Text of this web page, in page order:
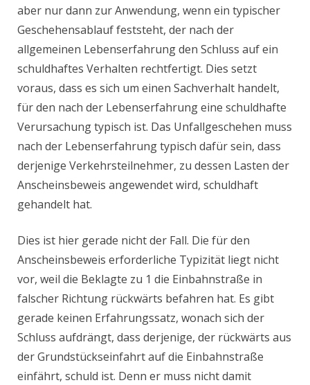
aber nur dann zur Anwendung, wenn ein typischer
Geschehensablauf feststeht, der nach der
allgemeinen Lebenserfahrung den Schluss auf ein
schuldhaftes Verhalten rechtfertigt. Dies setzt
voraus, dass es sich um einen Sachverhalt handelt,
für den nach der Lebenserfahrung eine schuldhafte
Verursachung typisch ist. Das Unfallgeschehen muss
nach der Lebenserfahrung typisch dafür sein, dass
derjenige Verkehrsteilnehmer, zu dessen Lasten der
Anscheinsbeweis angewendet wird, schuldhaft
gehandelt hat.
Dies ist hier gerade nicht der Fall. Die für den
Anscheinsbeweis erforderliche Typizität liegt nicht
vor, weil die Beklagte zu 1 die Einbahnstraße in
falscher Richtung rückwärts befahren hat. Es gibt
gerade keinen Erfahrungssatz, wonach sich der
Schluss aufdrängt, dass derjenige, der rückwärts aus
der Grundstückseinfahrt auf die Einbahnstraße
einfährt, schuld ist. Denn er muss nicht damit